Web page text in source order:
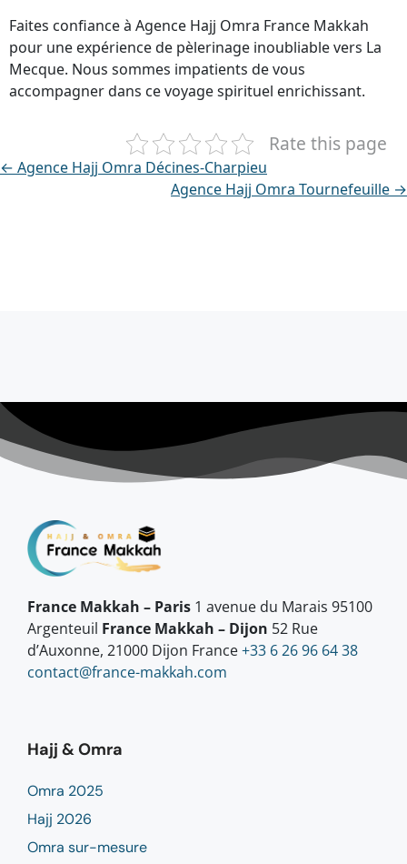
Faites confiance à Agence Hajj Omra France Makkah
pour une expérience de pèlerinage inoubliable vers La
Mecque. Nous sommes impatients de vous
accompagner dans ce voyage spirituel enrichissant.
Rate this page
← Agence Hajj Omra Décines-Charpieu
Agence Hajj Omra Tournefeuille →
France Makkah – Paris 1 avenue du Marais 95100
Argenteuil France Makkah – Dijon 52 Rue
d’Auxonne, 21000 Dijon France+33 6 26 96 64 38
contact@france-makkah.com
Hajj & Omra
Omra 2025
Hajj 2026
Omra sur-mesure